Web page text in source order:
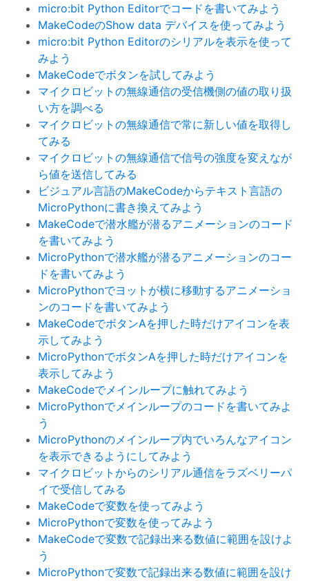
micro:bit Python Editorでコードを書いてみよう
MakeCodeのShow data デバイスを使ってみよう
micro:bit Python Editorのシリアルを表示を使って
みよう
MakeCodeでボタンを試してみよう
マイクロビットの無線通信の受信機側の値の取り扱
い方を調べる
マイクロビットの無線通信で常に新しい値を取得し
てみる
マイクロビットの無線通信で信号の強度を変えなが
ら値を送信してみる
ビジュアル言語のMakeCodeからテキスト言語の
MicroPythonに書き換えてみよう
MakeCodeで潜水艦が潜るアニメーションのコード
を書いてみよう
MicroPythonで潜水艦が潜るアニメーションのコー
ドを書いてみよう
MicroPythonでヨットが横に移動するアニメーショ
ンのコードを書いてみよう
MakeCodeでボタンAを押した時だけアイコンを表
示してみよう
MicroPythonでボタンAを押した時だけアイコンを
表示してみよう
MakeCodeでメインループに触れてみよう
MicroPythonでメインループのコードを書いてみよ
う
MicroPythonのメインループ内でいろんなアイコン
を表示できるようにしてみよう
マイクロビットからのシリアル通信をラズベリーパ
イで受信してみる
MakeCodeで変数を使ってみよう
MicroPythonで変数を使ってみよう
MakeCodeで変数で記録出来る数値に範囲を設けよ
う
MicroPythonで変数で記録出来る数値に範囲を設け